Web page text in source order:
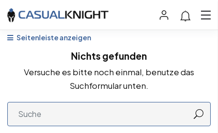
Seitenleiste anzeigen
Nichts gefunden
Versuche es bitte noch einmal, benutze das
Suchformular unten.